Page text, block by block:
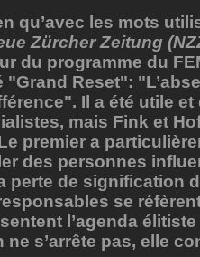
qu’avec les mots
Zürcher Zeitung
du programme du
Reset":
Il a été utile
mais Fink et
premier a
des personnes
perte de signification
se
l’agenda
s’arrête pas, elle